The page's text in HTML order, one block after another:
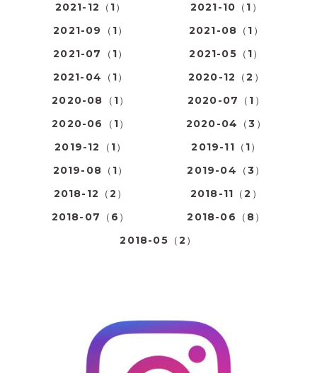
2021-12（1）
2021-10（1）
2021-09（1）
2021-08（1）
2021-07（1）
2021-05（1）
2021-04（1）
2020-12（2）
2020-08（1）
2020-07（1）
2020-06（1）
2020-04（3）
2019-12（1）
2019-11（1）
2019-08（1）
2019-04（3）
2018-12（2）
2018-11（2）
2018-07（6）
2018-06（8）
2018-05（2）